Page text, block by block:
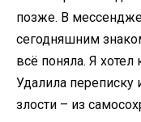
позже. В
сегодняшним
всё поняла. Я хотел
Удалила переписку
злости – из